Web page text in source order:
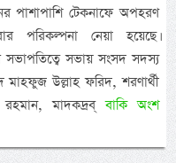
পাশাপাশি টেকনাফে অপহরণ
পরিকল্পনা নেয়া হয়েছে।
সভাপতিত্বে সভায় সংসদ সদস্য
উল্লাহ ফরিদ, শরণার্থী
রহমান, মাদকদ্রব্বাকি অংশ